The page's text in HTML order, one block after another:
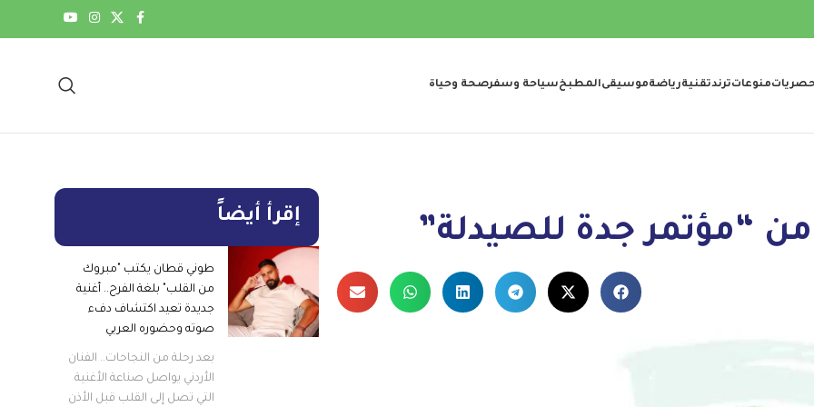
منوعاتترندتقنيةرياضةموسيقىالمطبخسياحة وسفرصحة وحياة
من “مؤتمر جدة للصيدلة” إقرأ أيضاً
طوني قطان يكتب "مبروك
من القلب" بلغة الفرح.. أغنية
جديدة تعيد اكتشاف دفء
صوته وحضوره العربي
بعد رحلة من النجاحات.. الفنان
الأردني يواصل صناعة الأغنية
التي تصل إلى القلب قبل الأذن